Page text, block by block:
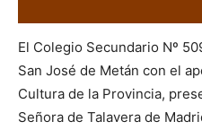
El Colegio Secundario Nº
San José de Metán con el
Cultura de la Provincia,
Señora de Talavera de